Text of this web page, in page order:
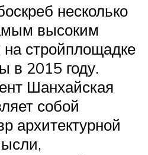
несколько
высоким
стройплощадке
в 2015 году.
Шанхайская
собой
архитектурной